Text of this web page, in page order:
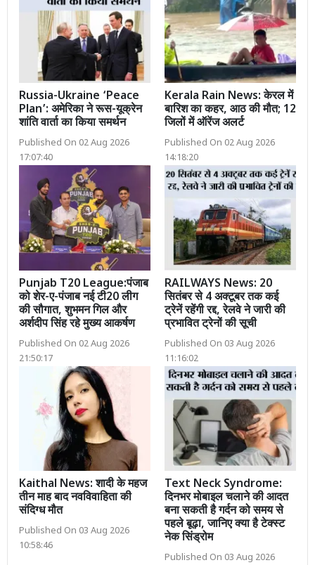
Russia-Ukraine ‘Peace
Plan’: अमेरिका ने रूस-यूक्रेन
शांति वार्ता का किया समर्थन
Published On 02 Aug 2026
17:07:40
Kerala Rain News: केरल में
बारिश का कहर, आठ की मौत; 12
जिलों में ऑरेंज अलर्ट
Published On 02 Aug 2026
14:18:20
Punjab T20 League:पंजाब
को शेर-ए-पंजाब नई टी20 लीग
की सौगात, शुभमन गिल और
अर्शदीप सिंह रहे मुख्य आकर्षण
Published On 02 Aug 2026
21:50:17
RAILWAYS News: 20
सितंबर से 4 अक्टूबर तक कई
ट्रेनें रहेंगी रद्द, रेलवे ने जारी की
प्रभावित ट्रेनों की सूची
Published On 03 Aug 2026
11:16:02
Kaithal News: शादी के महज
तीन माह बाद नवविवाहिता की
संदिग्ध मौत
Published On 03 Aug 2026
10:58:46
Text Neck Syndrome:
दिनभर मोबाइल चलाने की आदत
बना सकती है गर्दन को समय से
पहले बूढ़ा, जानिए क्या है टेक्स्ट
नेक सिंड्रोम
Published On 03 Aug 2026